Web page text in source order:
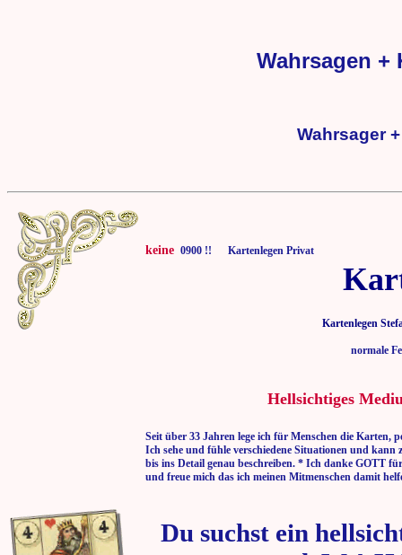
Wahrsagen +
Wahrsager
keine 0900 !! Kartenlegen Privat
Kartenlegen
normale
Hellsichtiges
Seit über 33 Jahren lege ich für Menschen die Karten,
Ich sehe und fühle verschiedene Situationen und kann
bis ins Detail genau beschreiben. * Ich danke GOTT
und freue mich das ich meinen Mitmenschen damit
Du suchst ein